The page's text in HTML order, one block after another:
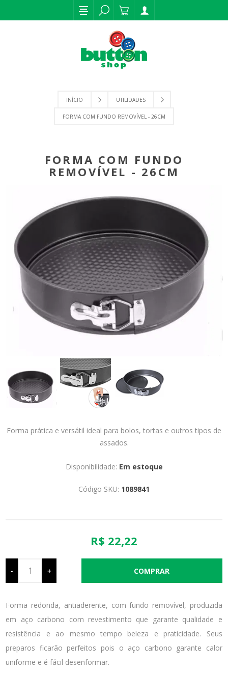
INÍCIO UTILIDADES
FORMA COM FUNDO REMOVÍVEL - 26CM
FORMA COM FUNDO
REMOVÍVEL - 26CM
Forma prática e versátil ideal para bolos, tortas e outros tipos de
assados.
Disponibilidade: Em estoque
Código SKU: 1089841
R$ 22,22
- +
Forma redonda, antiaderente, com fundo removível, produzida
em aço carbono com revestimento que garante qualidade e
resistência e ao mesmo tempo beleza e praticidade. Seus
preparos ficarão perfeitos pois o aço carbono garante calor
uniforme e é fácil desenformar.